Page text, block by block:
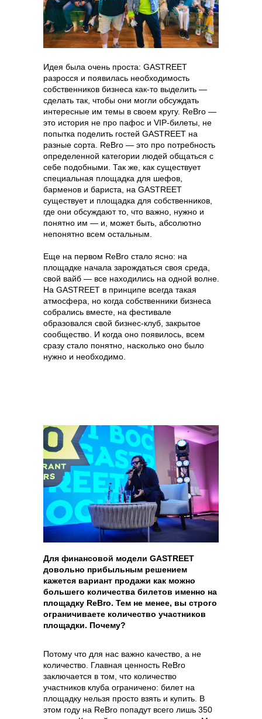
Идея была очень проста: GASTREET
разросся и появилась необходимость
собственников бизнеса как-то выделить —
сделать так, чтобы они могли обсуждать
интересные им темы в своем кругу. ReBro —
это история не про пафос и VIP-билеты, не
попытка поделить гостей GASTREET на
разные сорта. ReBro — это про потребность
определенной категории людей общаться с
себе подобными. Так же, как существует
специальная площадка для шефов,
барменов и бариста, на GASTREET
существует и площадка для собственников,
где они обсуждают то, что важно, нужно и
понятно им — и, может быть, абсолютно
непонятно всем остальным.
Еще на первом ReBro стало ясно: на
площадке начала зарождаться своя среда,
свой вайб — все находились на одной волне.
На GASTREET в принципе всегда такая
атмосфера, но когда собственники бизнеса
собрались вместе, на фестивале
образовался свой бизнес-клуб, закрытое
сообщество. И когда оно появилось, всем
сразу стало понятно, насколько оно было
нужно и необходимо.
Для финансовой модели GASTREET
довольно прибыльным решением
кажется вариант продажи как можно
большего количества билетов именно на
площадку ReBro. Тем не менее, вы строго
ограничиваете количество участников
площадки. Почему?
Потому что для нас важно качество, а не
количество. Главная ценность ReBro
заключается в том, что количество
участников клуба ограничено: билет на
площадку нельзя просто взять и купить. В
этом году на ReBro попадут всего лишь 350